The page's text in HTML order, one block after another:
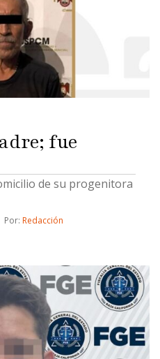
fue
de su progenitora
Por: Redacción